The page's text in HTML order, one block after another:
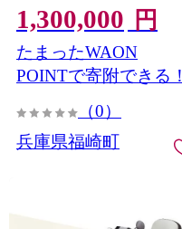
1,300,000 円
たまったWAON
POINTで寄附できる！
（0）
兵庫県福崎町